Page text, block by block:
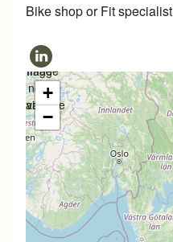
Bike shop or Fit specialist
Image
not
available
Image
not
available
+
−